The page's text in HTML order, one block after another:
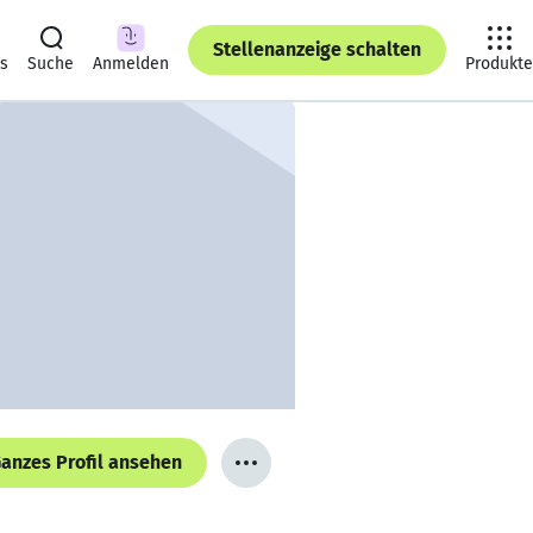
Suche Anmelden
Stellenanzeige schalten
Produkte
Profil ansehen